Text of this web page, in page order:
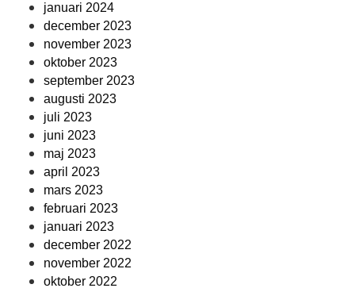
januari 2024
december 2023
november 2023
oktober 2023
september 2023
augusti 2023
juli 2023
juni 2023
maj 2023
april 2023
mars 2023
februari 2023
januari 2023
december 2022
november 2022
oktober 2022